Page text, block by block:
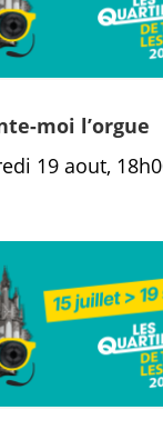
moi l’orgue
19 aout,